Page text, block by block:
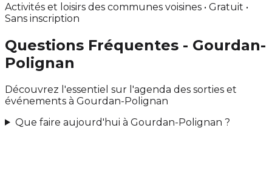
Activités et loisirs des communes voisines • Gratuit •
Sans inscription
Questions Fréquentes - Gourdan-
Polignan
Découvrez l'essentiel sur l'agenda des sorties et
événements à Gourdan-Polignan
Que faire aujourd'hui à Gourdan-Polignan ?